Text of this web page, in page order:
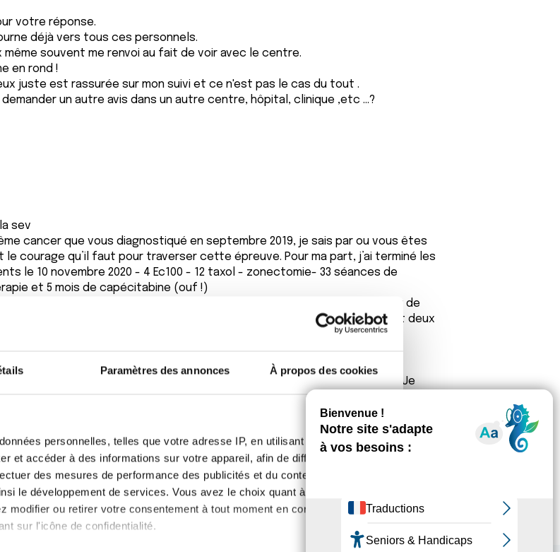
Paramètres des annonces À propos des cookies
personnelles, telles que votre adresse IP, en utilisant des
et accéder à des informations sur votre appareil, afin de diffuser des
des mesures de performance des publicités et du contenu, ainsi que de
le développement de services. Vous avez le choix quant à l'utilisation de
modifier ou retirer votre consentement à tout moment en consultant la
sur l'icône de confidentialité.
votre réponse.
déjà vers tous ces personnels.
même souvent me renvoi au fait de voir avec le centre.
en rond !
juste est rassurée sur mon suivi et ce n'est pas le cas du tout .
un autre avis dans un autre centre, hôpital, clinique ,etc ...?
sev
cancer que vous diagnostiqué en septembre 2019, je sais par ou vous êtes
le courage qu’il faut pour traverser cette épreuve. Pour ma part, j’ai terminé les
le 10 novembre 2020 - 4 Ec100 - 12 taxol - zonectomie- 33 séances de
et 5 mois de capécitabine (ouf !)
rendez-vous de suivi est le 22 mars avec le chirurgien. Mon calendrier de
10 ans a été mis en place lors de ma dernière séance de radiothérapie, soit deux
je me sens rassuré et en sécurité.
un programme de suivi ?
que le risque de récidive m’inquiète, mais je ne veux pas vivre dans la peur. Je
pas y penser et ainsi je profite au mieux de chaque moment de ma journée .
qui arrivera !
et bisous à tous